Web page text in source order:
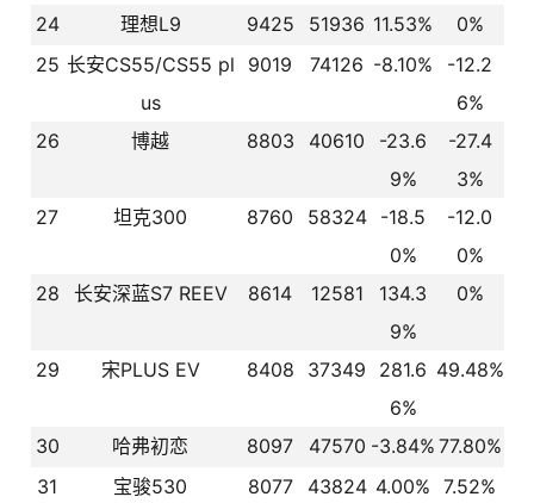
24
理想L9 9425 51936 11.53%
0%
25 长安CS55/CS55 pl
us
9019 74126 -8.10%
-12.2
6%
26
博越 8803 40610
-23.6
9%
-27.4
3%
27
坦克300 8760 58324
-18.5
0%
-12.0
0%
28
长安深蓝S7 REEV 8614 12581
134.3
9%
0%
29 宋PLUS EV 8408 37349
281.6
6%
49.48%
30 哈弗初恋 8097 47570 -3.84% 77.80%
31
宝骏530 8077 43824 4.00% 7.52%